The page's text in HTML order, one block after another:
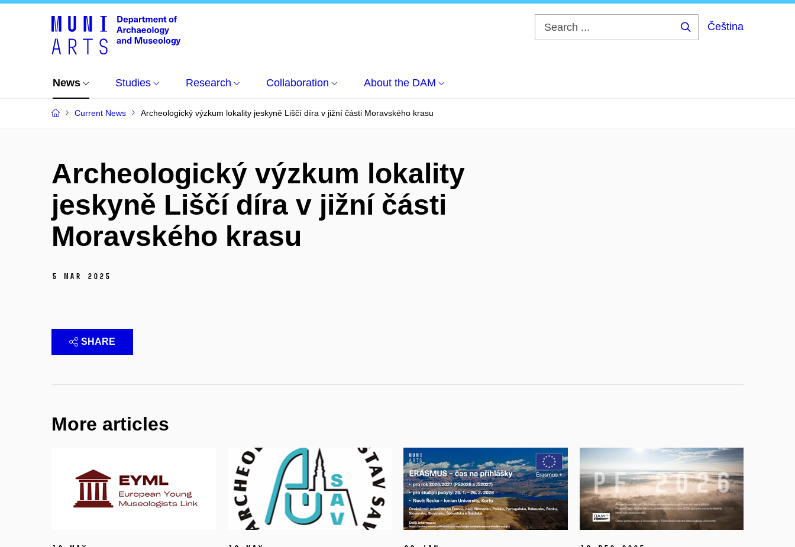
Čeština
News Studies Research Collaboration About the DAM
Current News Archeologický výzkum lokality jeskyně Liščí díra v jižní části Moravského krasu
Archeologický výzkum lokality
jeskyně Liščí díra v jižní části
Moravského krasu
5 Mar 2025
SHARE
More articles